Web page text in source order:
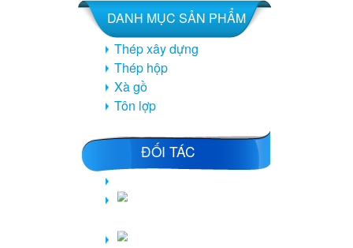
DANH MỤC SẢN PHẨM
Thép xây dựng
Thép hộp
Xà gồ
Tôn lợp
ĐỐI TÁC